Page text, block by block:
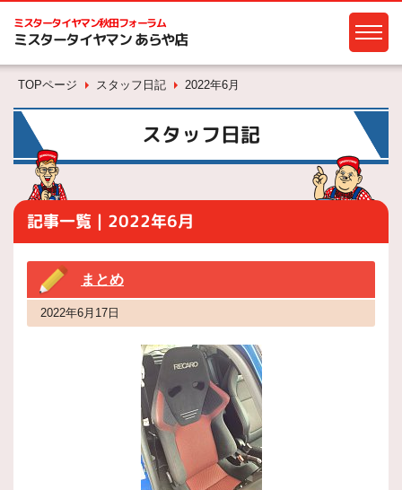
ミスタータイヤマン秋田フォーラム
ミスタータイヤマン あらや店
TOPページ スタッフ日記 2022年6月
スタッフ日記
記事一覧｜2022年6月
まとめ
2022年6月17日